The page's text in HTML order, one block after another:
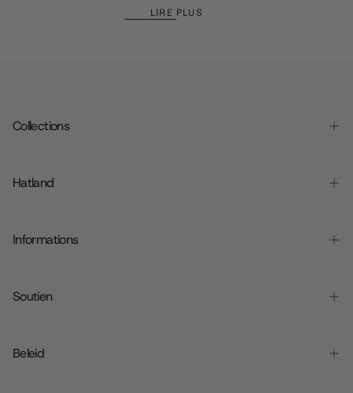
LIRE PLUS
Collections
Hatland
Informations
Soutien
Beleid